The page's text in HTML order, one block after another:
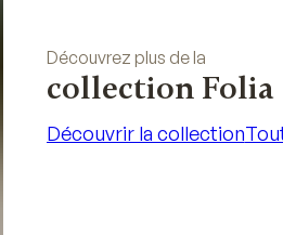
Découvrez plus de la
collection Folia
Découvrir la collection